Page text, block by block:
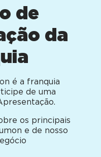
de
da
é a franquia
de uma
os principais
e de nosso